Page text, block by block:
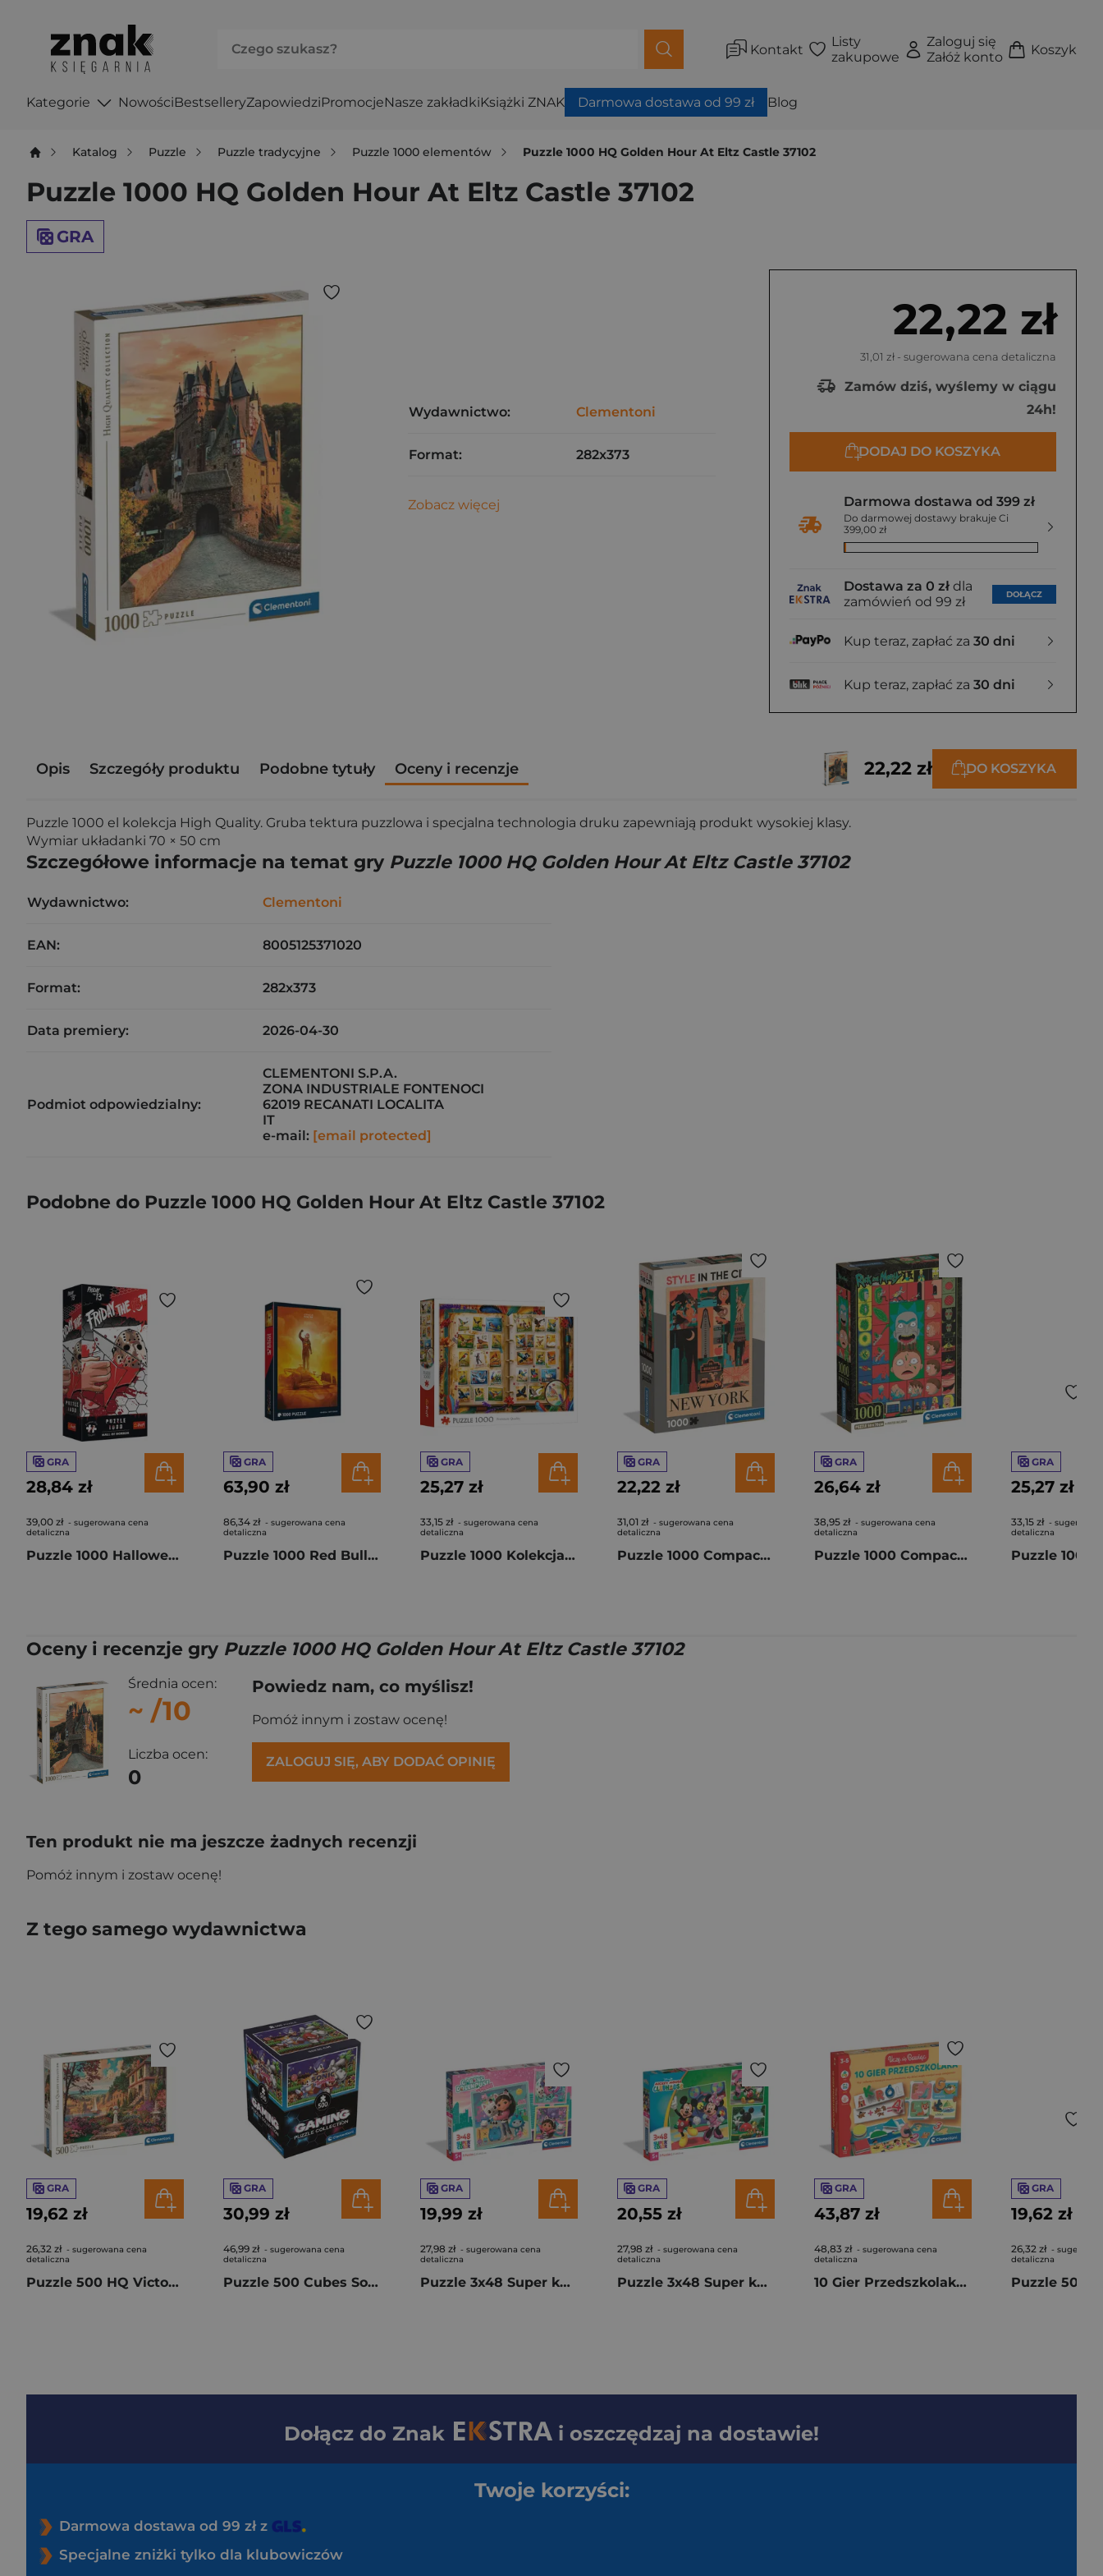
Kontakt
Listy
zakupowe
Zaloguj się
Załóż konto
Koszyk
Kategorie NowościBestselleryZapowiedziPromocjeNasze zakładkiKsiążki ZNAK Darmowa dostawa od 99 zł Blog
Katalog Puzzle Puzzle tradycyjne Puzzle 1000 elementów Puzzle 1000 HQ Golden Hour At Eltz Castle 37102
Puzzle 1000 HQ Golden Hour At Eltz Castle 37102
GRA
22,22 zł
31,01 zł - sugerowana cena detaliczna
Zamów dziś, wyślemy w ciągu
24h!
DODAJ DO KOSZYKA
Darmowa dostawa od 399 zł
Do darmowej dostawy brakuje Ci
399,00 zł
Dostawa za 0 zł dla
zamówień od 99 zł
DOŁĄCZ
Kup teraz, zapłać za 30 dni
Kup teraz, zapłać za 30 dni
Wydawnictwo: Clementoni
Format: 282x373
Zobacz więcej
Opis Szczegóły produktu Podobne tytuły Oceny i recenzje 22,22 zł DO KOSZYKA
Puzzle 1000 el kolekcja High Quality. Gruba tektura puzzlowa i specjalna technologia druku zapewniają produkt wysokiej klasy.
Wymiar układanki 70 × 50 cm
Szczegółowe informacje na temat gry Puzzle 1000 HQ Golden Hour At Eltz Castle 37102
Wydawnictwo: Clementoni
EAN: 8005125371020
Format: 282x373
Data premiery: 2026-04-30
Podmiot odpowiedzialny:
CLEMENTONI S.P.A.
ZONA INDUSTRIALE FONTENOCI
62019 RECANATI LOCALITA
IT
e-mail: [email protected]
Podobne do Puzzle 1000 HQ Golden Hour At Eltz Castle 37102
GRA
28,84 zł
39,00 zł - sugerowana cena
detaliczna
Puzzle 1000 Halloween Trefl Premium Plus Piątek Trzynastego 12111
GRA
63,90 zł
86,34 zł - sugerowana cena
detaliczna
Puzzle 1000 Red Bull Racing Max Verstappen Dutch Grand Prix F1-1005251
GRA
25,27 zł
33,15 zł - sugerowana cena
detaliczna
Puzzle 1000 Kolekcja znaczków atlas ptaków 10979
GRA
22,22 zł
31,01 zł - sugerowana cena
detaliczna
Puzzle 1000 Compact New York 37116
GRA
26,64 zł
38,95 zł - sugerowana cena
detaliczna
Puzzle 1000 Compact Rick and Morty 37512
GRA
25,27 zł
33,15 zł -
detaliczna
Oceny i recenzje gry Puzzle 1000 HQ Golden Hour At Eltz Castle 37102
Średnia ocen:
~ /10
Liczba ocen:
0
Powiedz nam, co myślisz!
Pomóż innym i zostaw ocenę!
ZALOGUJ SIĘ, ABY DODAĆ OPINIĘ
Ten produkt nie ma jeszcze żadnych recenzji
Pomóż innym i zostaw ocenę!
Z tego samego wydawnictwa
GRA
19,62 zł
26,32 zł - sugerowana cena
detaliczna
Puzzle 500 HQ Victorian Promenade 35613
GRA
30,99 zł
46,99 zł - sugerowana cena
detaliczna
Puzzle 500 Cubes Sonic classic 35807
GRA
19,99 zł
27,98 zł - sugerowana cena
detaliczna
Puzzle 3x48 Super kolor Gabby’s Dollhouse The Movie 25002
GRA
20,55 zł
27,98 zł - sugerowana cena
detaliczna
Puzzle 3x48 Super kolor Mickey Mouse Clubhouse 25005
GRA
43,87 zł
48,83 zł - sugerowana cena
detaliczna
10 Gier Przedszkolaka 50421
GRA
19,62 zł
26,32 zł -
detaliczna
Dołącz do Znak i oszczędzaj na dostawie!
Twoje korzyści:
Darmowa dostawa od 99 zł z
Specjalne zniżki tylko dla klubowiczów